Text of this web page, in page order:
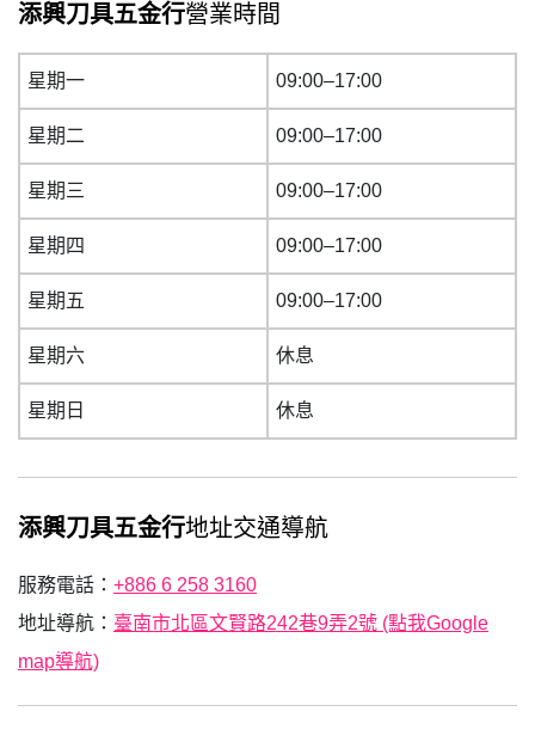
添興刀具五金行營業時間
星期一 09:00–17:00
星期二 09:00–17:00
星期三 09:00–17:00
星期四 09:00–17:00
星期五 09:00–17:00
星期六 休息
星期日 休息
添興刀具五金行地址交通導航
服務電話： +886 6 258 3160
地址導航： 臺南市北區文賢路242巷9弄2號 (點我Google
map導航)